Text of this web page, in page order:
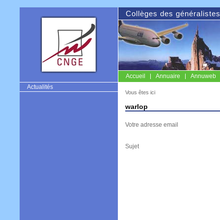
Collèges des
CNGE
Accueil Annuaire
Annuweb
Actualités
Vous êtes ici
warlop
Votre adresse email
Sujet